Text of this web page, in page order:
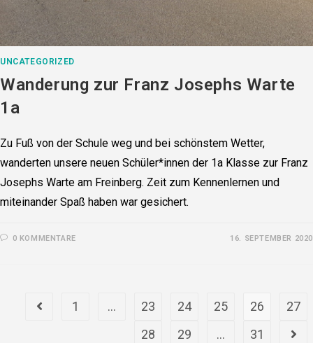
UNCATEGORIZED
Wanderung zur Franz Josephs Warte
1a
Zu Fuß von der Schule weg und bei schönstem Wetter,
wanderten unsere neuen Schüler*innen der 1a Klasse zur Franz
Josephs Warte am Freinberg. Zeit zum Kennenlernen und
miteinander Spaß haben war gesichert.
0 KOMMENTARE 16. SEPTEMBER 2020
1 … 23 24 25 26
27
28
29 … 31